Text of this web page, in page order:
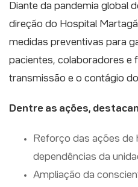
Diante da pandemia global
direção do Hospital
medidas preventivas para
pacientes, colaboradores e
transmissão e o contágio
Dentre as ações,
Reforço das ações de
dependências da
Ampliação da